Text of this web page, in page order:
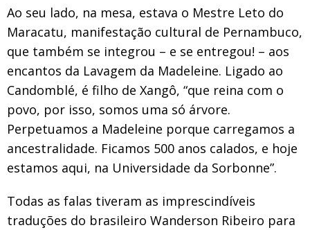
Ao seu lado, na mesa, estava o Mestre Leto do
Maracatu, manifestação cultural de Pernambuco,
que também se integrou – e se entregou! – aos
encantos da Lavagem da Madeleine. Ligado ao
Candomblé, é filho de Xangô, “que reina com o
povo, por isso, somos uma só árvore.
Perpetuamos a Madeleine porque carregamos a
ancestralidade. Ficamos 500 anos calados, e hoje
estamos aqui, na Universidade da Sorbonne”.
Todas as falas tiveram as imprescindíveis
traduções do brasileiro Wanderson Ribeiro para